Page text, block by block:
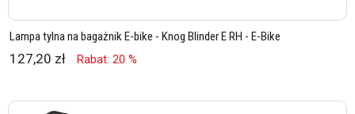
Lampa tylna na bagażnik E-bike - Knog Blinder E RH - E-Bike
127,20 zł Rabat: 20 %